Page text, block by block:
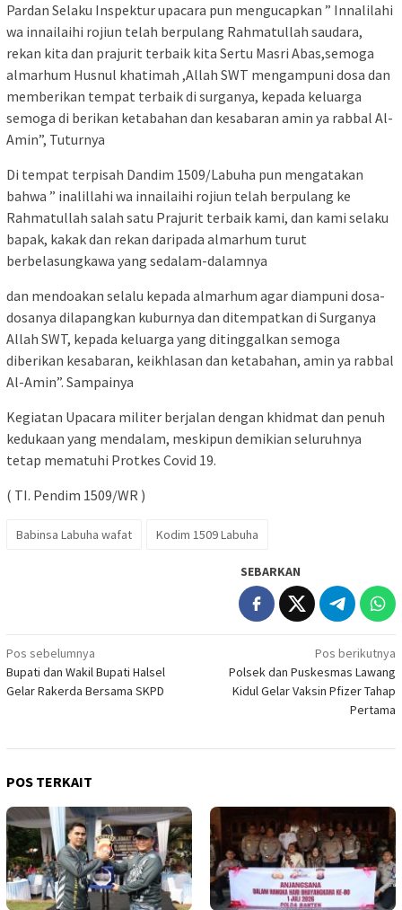
Pardan Selaku Inspektur upacara pun mengucapkan ” Innalilahi
wa innailaihi rojiun telah berpulang Rahmatullah saudara,
rekan kita dan prajurit terbaik kita Sertu Masri Abas,semoga
almarhum Husnul khatimah ,Allah SWT mengampuni dosa dan
memberikan tempat terbaik di surganya, kepada keluarga
semoga di berikan ketabahan dan kesabaran amin ya rabbal Al-
Amin”, Tuturnya
Di tempat terpisah Dandim 1509/Labuha pun mengatakan
bahwa ” inalillahi wa innailaihi rojiun telah berpulang ke
Rahmatullah salah satu Prajurit terbaik kami, dan kami selaku
bapak, kakak dan rekan daripada almarhum turut
berbelasungkawa yang sedalam-dalamnya
dan mendoakan selalu kepada almarhum agar diampuni dosa-
dosanya dilapangkan kuburnya dan ditempatkan di Surganya
Allah SWT, kepada keluarga yang ditinggalkan semoga
diberikan kesabaran, keikhlasan dan ketabahan, amin ya rabbal
Al-Amin”. Sampainya
Kegiatan Upacara militer berjalan dengan khidmat dan penuh
kedukaan yang mendalam, meskipun demikian seluruhnya
tetap mematuhi Protkes Covid 19.
( TI. Pendim 1509/WR )
Babinsa Labuha wafat Kodim 1509 Labuha
SEBARKAN
Navigasi
pos
Pos sebelumnya
Bupati dan Wakil Bupati Halsel
Gelar Rakerda Bersama SKPD
Pos berikutnya
Polsek dan Puskesmas Lawang
Kidul Gelar Vaksin Pfizer Tahap
Pertama
POS TERKAIT